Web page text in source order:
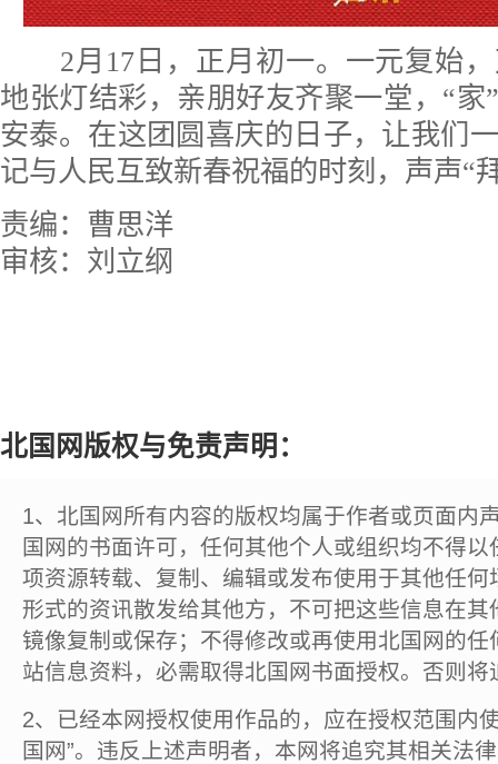
2月17日，正月初一。一元复始
地张灯结彩，亲朋好友齐聚一堂，“家
安泰。在这团圆喜庆的日子，让我们
记与人民互致新春祝福的时刻，声声“
责编：曹思洋
审核：刘立纲
北国网版权与免责声明：
1、北国网所有内容的版权均属于作者或页面内
国网的书面许可，任何其他个人或组织均不得
项资源转载、复制、编辑或发布使用于其他任
形式的资讯散发给其他方，不可把这些信息在
镜像复制或保存；不得修改或再使用北国网的
站信息资料，必需取得北国网书面授权。否则将
2、已经本网授权使用作品的，应在授权范围内
国网”。违反上述声明者，本网将追究其相关法